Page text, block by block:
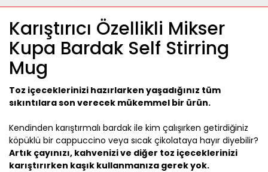
Karıştırıcı Özellikli Mikser
Kupa Bardak Self Stirring
Mug
Toz içeceklerinizi hazırlarken yaşadığınız tüm
sıkıntılara son verecek mükemmel bir ürün.
Kendinden karıştırmalı bardak ile kim çalışırken getirdiğiniz
köpüklü bir cappuccino veya sıcak çikolataya hayır diyebilir?
Artık çayınızı, kahvenizi ve diğer toz içeceklerinizi
karıştırırken kaşık kullanmanıza gerek yok.